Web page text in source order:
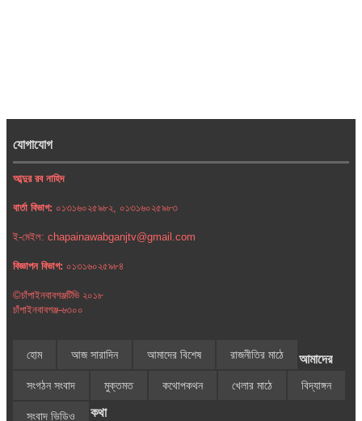
যোগাযোগ
আব্দুর রব নাহিদ
বার্তা বিভাগ: ০১৩১৬০২৫৯৮২, ০১৩১৬০২৫৯৮৩
ই-মেইল: chapainawabganjtv@gmail.com
বিজ্ঞাপন বিভাগ: ০১৩১৬০২৫৯৮৪
©চাঁপাইনবাবগঞ্জটিভি ২০১৮
চাঁপাইনবাবগঞ্জ-৬৩০০
হোম আজ সারাদিন আমাদের বিশেষ রাজনীতির মাঠে
সংগঠন সংবাদ মুক্তমত কথোপকথন খেলার মাঠে বিদ্যাঙ্গন
সংবাদ ভিডিও
আমাদের
কথা